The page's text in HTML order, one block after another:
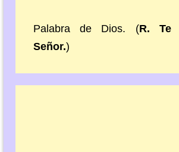
Palabra de Dios. (R. Te
Señor.)